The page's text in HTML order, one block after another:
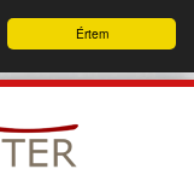
Értem